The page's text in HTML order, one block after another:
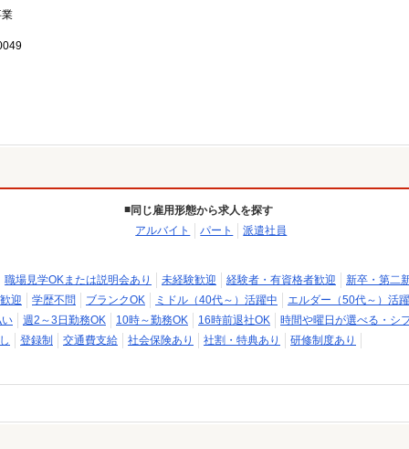
同じ雇用形態から求人を探す
アルバイト
パート 派遣社員
職場見学OKまたは説明会あり 未経験歓迎 経験者・有資格者歓迎
新卒・第二
迎
学歴不問 ブランクOK ミドル（40代～）活躍中
エルダー（50代～）活
週2～3日勤務OK 10時～勤務OK 16時前退社OK
時間や曜日が選べる・シ
登録制 交通費支給 社会保険あり 社割・特典あり 研修制度あり